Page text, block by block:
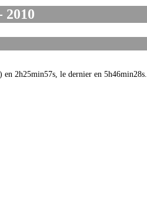
2010
2h25min57s, le dernier en 5h46min28s.